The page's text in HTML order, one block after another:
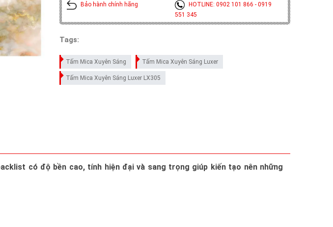
Bảo hành chính hãng
HOTLINE: 0902 101 866 - 0919
551 345
Tags:
Tấm Mica Xuyên Sáng Tấm Mica Xuyên Sáng Luxer
Tấm Mica Xuyên Sáng Luxer LX305
có độ bền cao, tính hiện đại và sang trọng giúp kiến tạo nên những